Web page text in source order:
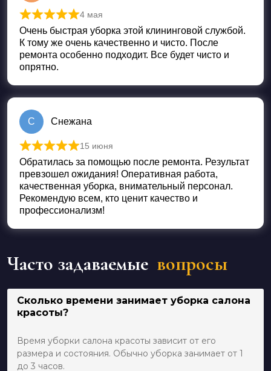
Оценка
4 мая
Очень быстрая уборка этой клининговой службой.
К тому же очень качественно и чисто. После
ремонта особенно подходит. Все будет чисто и
опрятно.
С Снежана
Оценка
15 июня
Обратилась за помощью после ремонта. Результат
превзошел ожидания! Оперативная работа,
качественная уборка, внимательный персонал.
Рекомендую всем, кто ценит качество и
профессионализм!
Часто задаваемые вопросы
Сколько времени занимает уборка салона
красоты?
Время уборки салона красоты зависит от его
размера и состояния. Обычно уборка занимает от 1
до 3 часов.